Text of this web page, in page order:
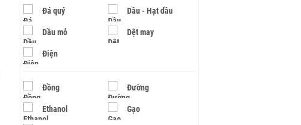
Đá quý Dầu - Hạt dầu
Dầu mỏ Dệt may
Điện
Đồng Đường
Ethanol Gạo